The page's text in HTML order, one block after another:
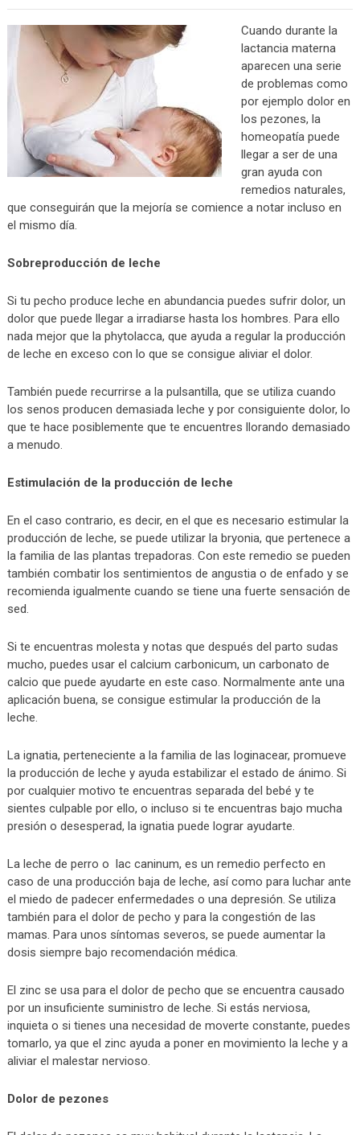
Cuando durante la
lactancia materna
aparecen una serie
de problemas como
por ejemplo dolor en
los pezones, la
homeopatía puede
llegar a ser de una
gran ayuda con
remedios naturales,
que conseguirán que la mejoría se comience a notar incluso en
el mismo día.
Sobreproducción de leche
Si tu pecho produce leche en abundancia puedes sufrir dolor, un
dolor que puede llegar a irradiarse hasta los hombres. Para ello
nada mejor que la phytolacca, que ayuda a regular la producción
de leche en exceso con lo que se consigue aliviar el dolor.
También puede recurrirse a la pulsantilla, que se utiliza cuando
los senos producen demasiada leche y por consiguiente dolor, lo
que te hace posiblemente que te encuentres llorando demasiado
a menudo.
Estimulación de la producción de leche
En el caso contrario, es decir, en el que es necesario estimular la
producción de leche, se puede utilizar la bryonia, que pertenece a
la familia de las plantas trepadoras. Con este remedio se pueden
también combatir los sentimientos de angustia o de enfado y se
recomienda igualmente cuando se tiene una fuerte sensación de
sed.
Si te encuentras molesta y notas que después del parto sudas
mucho, puedes usar el calcium carbonicum, un carbonato de
calcio que puede ayudarte en este caso. Normalmente ante una
aplicación buena, se consigue estimular la producción de la
leche.
La ignatia, perteneciente a la familia de las loginacear, promueve
la producción de leche y ayuda estabilizar el estado de ánimo. Si
por cualquier motivo te encuentras separada del bebé y te
sientes culpable por ello, o incluso si te encuentras bajo mucha
presión o desesperad, la ignatia puede lograr ayudarte.
La leche de perro o lac caninum, es un remedio perfecto en
caso de una producción baja de leche, así como para luchar ante
el miedo de padecer enfermedades o una depresión. Se utiliza
también para el dolor de pecho y para la congestión de las
mamas. Para unos síntomas severos, se puede aumentar la
dosis siempre bajo recomendación médica.
El zinc se usa para el dolor de pecho que se encuentra causado
por un insuficiente suministro de leche. Si estás nerviosa,
inquieta o si tienes una necesidad de moverte constante, puedes
tomarlo, ya que el zinc ayuda a poner en movimiento la leche y a
aliviar el malestar nervioso.
Dolor de pezones